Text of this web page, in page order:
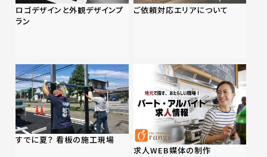
ロゴデザインと外観デザインプ
ラン
ご依頼対応エリアについて
すでに夏？ 看板の施工現場
求人WEB媒体の制作